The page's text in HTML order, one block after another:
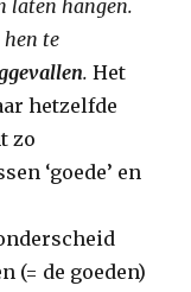
laten hangen.
te
.Het
hetzelfde
zo
‘goede’ en
(= de goeden)